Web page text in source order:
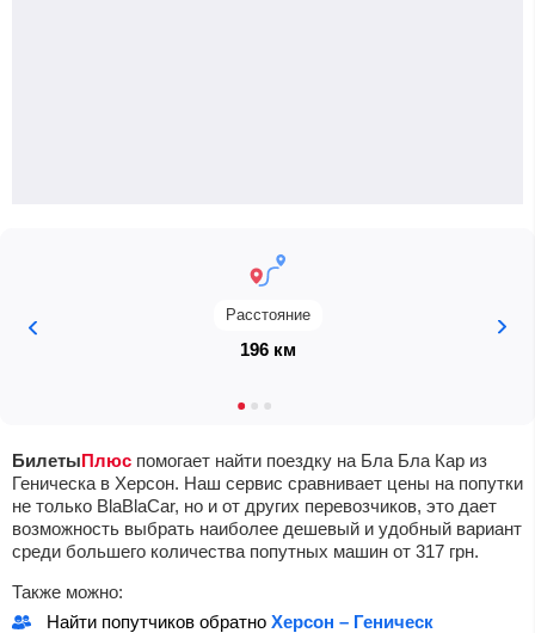
Расстояние
196 км
БилетыПлюс помогает найти поездку на Бла Бла Кар из
Геническа в Херсон. Наш сервис сравнивает цены на попутки
не только BlaBlaCar, но и от других перевозчиков, это дает
возможность выбрать наиболее дешевый и удобный вариант
среди большего количества попутных машин от 317 грн.
Также можно:
Найти попутчиков обратно Херсон – Геническ